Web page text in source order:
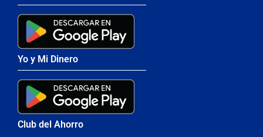
Yo y Mi Dinero
Club del Ahorro